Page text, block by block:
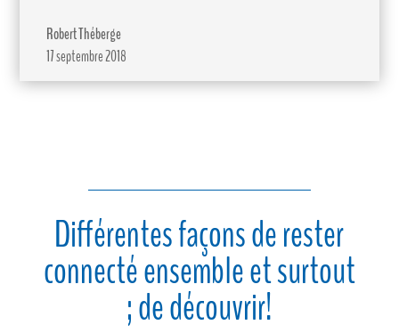
Robert Théberge
17 septembre 2018
Différentes façons de rester
connecté ensemble et surtout
; de découvrir!